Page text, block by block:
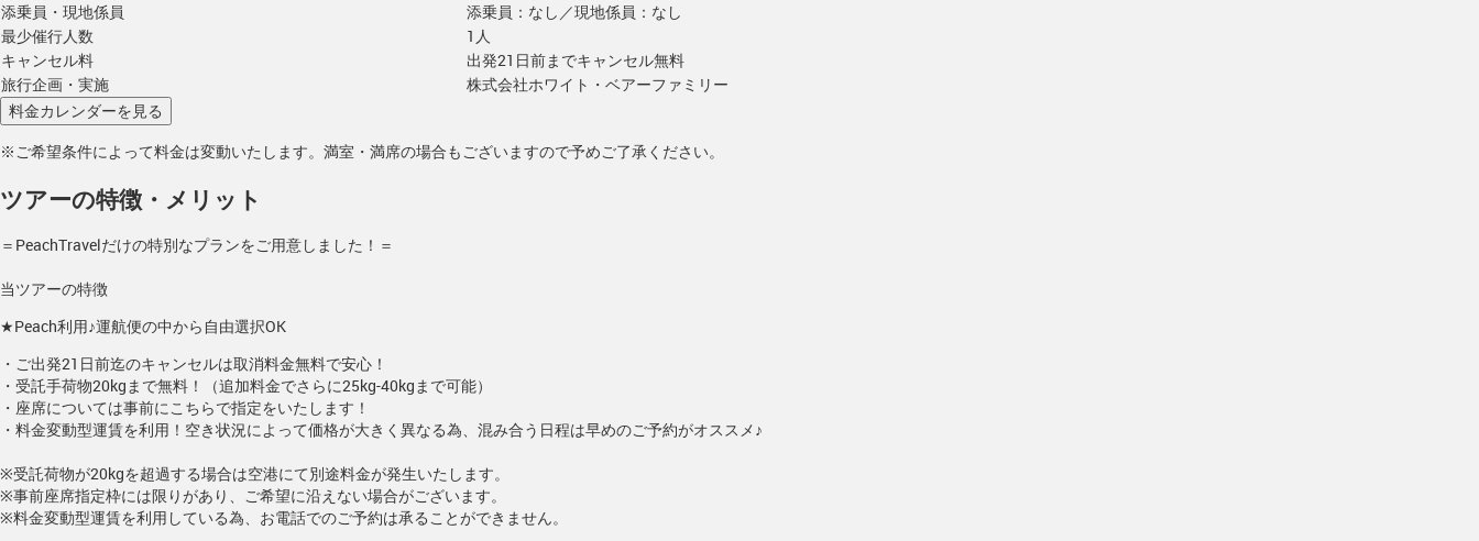
添乗員・現地係員
添乗員：なし／現地係員：なし
最少催行人数
1人
キャンセル料
出発21日前までキャンセル無料
旅行企画・実施
株式会社ホワイト・ベアーファミリー
※ご希望条件によって料金は変動いたします。満室・満席の場合もございますので予めご了承ください。
ツアーの特徴・メリット
＝PeachTravelだけの特別なプランをご用意しました！＝
当ツアーの特徴
★Peach利用♪運航便の中から自由選択OK
・ご出発21日前迄のキャンセルは取消料金無料で安心！
・受託手荷物20kgまで無料！（追加料金でさらに25kg-40kgまで可能）
・座席については事前にこちらで指定をいたします！
・料金変動型運賃を利用！空き状況によって価格が大きく異なる為、混み合う日程は早めのご予約がオススメ♪
※受託荷物が20kgを超過する場合は空港にて別途料金が発生いたします。
※事前座席指定枠には限りがあり、ご希望に沿えない場合がございます。
※料金変動型運賃を利用している為、お電話でのご予約は承ることができません。